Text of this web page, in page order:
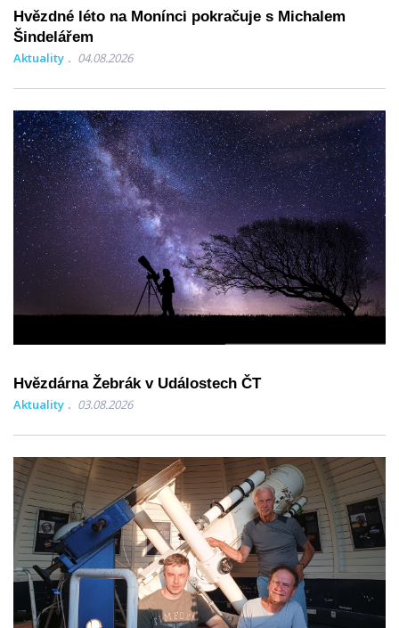
Hvězdné léto na Monínci pokračuje s Michalem
Šindelářem
Aktuality 04.08.2026
Hvězdárna Žebrák v Událostech ČT
Aktuality 03.08.2026